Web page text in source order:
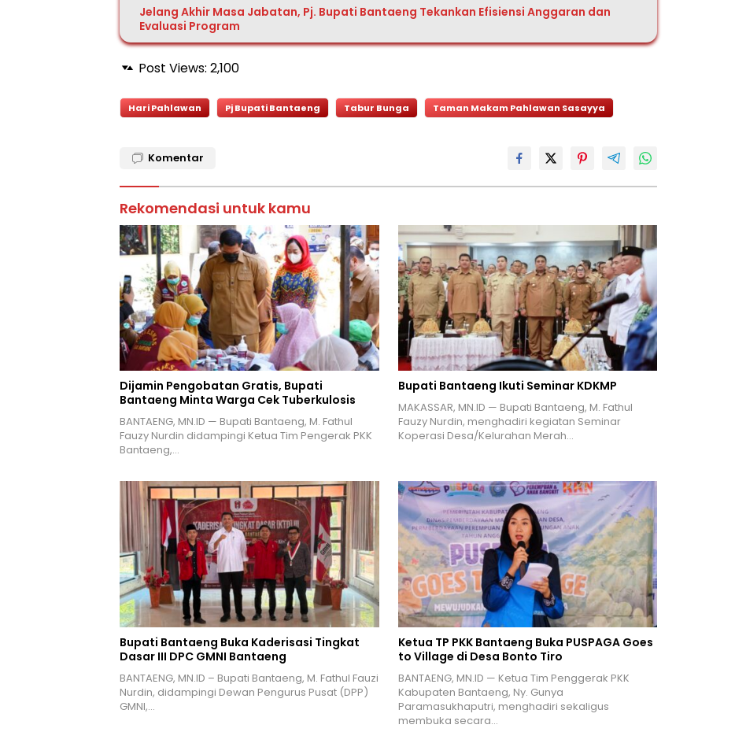
Jelang Akhir Masa Jabatan, Pj. Bupati Bantaeng Tekankan Efisiensi Anggaran dan
Evaluasi Program
Post Views: 2,100
Hari Pahlawan Pj Bupati Bantaeng Tabur Bunga Taman Makam Pahlawan Sasayya
Komentar
Rekomendasi untuk kamu
Dijamin Pengobatan Gratis, Bupati
Bantaeng Minta Warga Cek Tuberkulosis
BANTAENG, MN.ID — Bupati Bantaeng, M. Fathul
Fauzy Nurdin didampingi Ketua Tim Pengerak PKK
Bantaeng,…
Bupati Bantaeng Ikuti Seminar KDKMP
MAKASSAR, MN.ID — Bupati Bantaeng, M. Fathul
Fauzy Nurdin, menghadiri kegiatan Seminar
Koperasi Desa/Kelurahan Merah…
Bupati Bantaeng Buka Kaderisasi Tingkat
Dasar III DPC GMNI Bantaeng
BANTAENG, MN.ID – Bupati Bantaeng, M. Fathul Fauzi
Nurdin, didampingi Dewan Pengurus Pusat (DPP)
GMNI,…
Ketua TP PKK Bantaeng Buka PUSPAGA Goes
to Village di Desa Bonto Tiro
BANTAENG, MN.ID — Ketua Tim Penggerak PKK
Kabupaten Bantaeng, Ny. Gunya
Paramasukhaputri, menghadiri sekaligus
membuka secara…